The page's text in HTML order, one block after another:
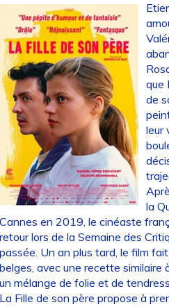
que
de
leur
la
en 2019, le cinéaste
lors de la Semaine des
Un an plus tard, le film
avec une recette similaire
mélange de folie et de
Fille de son père propose à